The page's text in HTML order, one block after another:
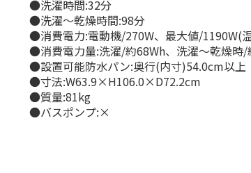
●洗濯時間:32分
●洗濯～乾燥時間:98分
●消費電力:電動機/270W、最大値/1190W(
●消費電力量:洗濯/約68Wh、洗濯～乾燥時/
●設置可能防水パン:奥行(内寸)54.0cm以上
●寸法:W63.9×H106.0×D72.2cm
●質量:81kg
●バスポンプ:×